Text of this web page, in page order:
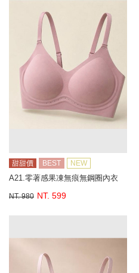
甜甜價 BEST NEW
A21.零著感果凍無痕無鋼圈內衣
NT. 980 NT. 599